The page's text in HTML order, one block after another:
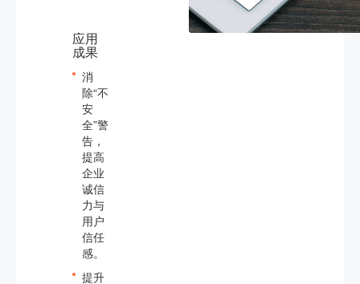
应用
成果
消
除“不
安
全”警
告，
提高
企业
诚信
力与
用户
信任
感。
提升